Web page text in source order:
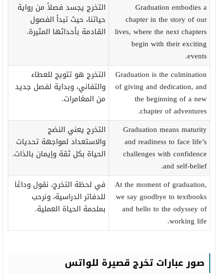
Graduation embodies a
chapter in the story of our
lives, where the next chapters
begin with their exciting
events.
التخرج يجسد فصلاً من رواية
حياتنا، حيث تبدأ الفصول
القادمة بأحداثها المثيرة.
Graduation is the culmination
of giving and dedication, and
the beginning of a new
chapter of adventures.
التخرج هو تتويج للعطاء
والتفاني، وبداية لفصل جديد
من المغامرات.
Graduation means maturity
and readiness to face life’s
challenges with confidence
and self-belief.
التخرج يعني النضج
والاستعداد لمواجهة تحديات
الحياة بكل ثقة وإيمان بالذات.
At the moment of graduation,
we say goodbye to textbooks
and hello to the odyssey of
working life.
في لحظة التخرج، نقول وداعًا
للدفاتر الدراسية، ونرحب
بملحمة الحياة العملية.
صور عبارات تخرج قصيرة للواتس